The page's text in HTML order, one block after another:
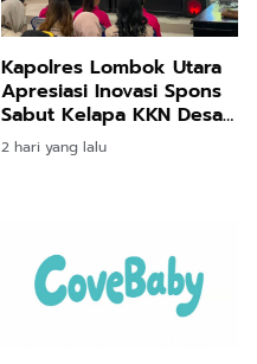
Kapolres Lombok Utara
Apresiasi Inovasi Spons
Sabut Kelapa KKN Desa
Bentek
2 hari yang lalu